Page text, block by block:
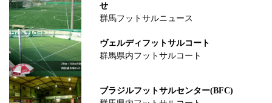
せ
群馬フットサルニュース
ヴェルディフットサルコート
群馬県内フットサルコート
ブラジルフットサルセンター(BFC)